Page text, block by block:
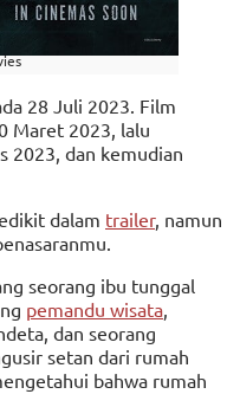
28 Juli 2023. Film
Maret 2023, lalu
2023, dan kemudian
dalam trailer, namun
seorang ibu tunggal
pemandu wisata,
dan seorang
setan dari rumah
bahwa rumah